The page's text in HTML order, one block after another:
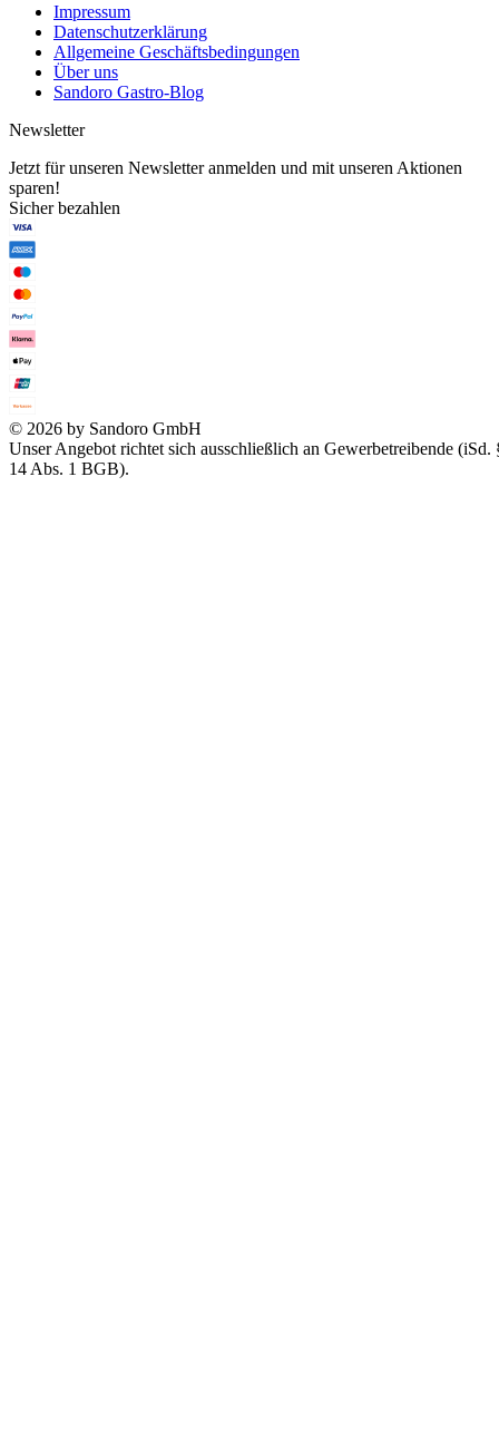
Impressum
Datenschutzerklärung
Allgemeine Geschäftsbedingungen
Über uns
Sandoro Gastro-Blog
Newsletter
Jetzt für unseren Newsletter anmelden und mit unseren Aktionen
sparen!
Sicher bezahlen
© 2026 by Sandoro GmbH
Unser Angebot richtet sich ausschließlich an Gewerbetreibende (iSd.
14 Abs. 1 BGB).